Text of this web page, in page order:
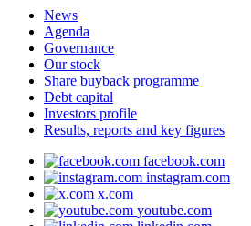
News
Agenda
Governance
Our stock
Share buyback programme
Debt capital
Investors profile
Results, reports and key figures
facebook.com
instagram.com
x.com
youtube.com